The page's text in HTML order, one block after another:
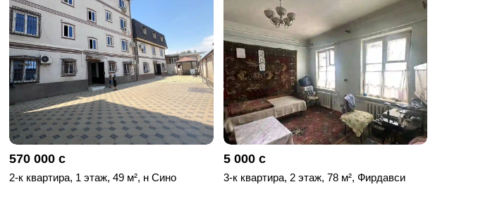
570 000 с
2-к квартира, 1 этаж, 49 м², н Сино
5 000 с
3-к квартира, 2 этаж, 78 м², Фирдавси